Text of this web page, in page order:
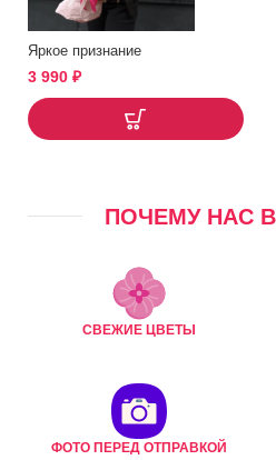
Яркое признание
3 990 ₽
ПОЧЕМУ НАС
СВЕЖИЕ ЦВЕТЫ
ФОТО ПЕРЕД ОТПРАВКОЙ